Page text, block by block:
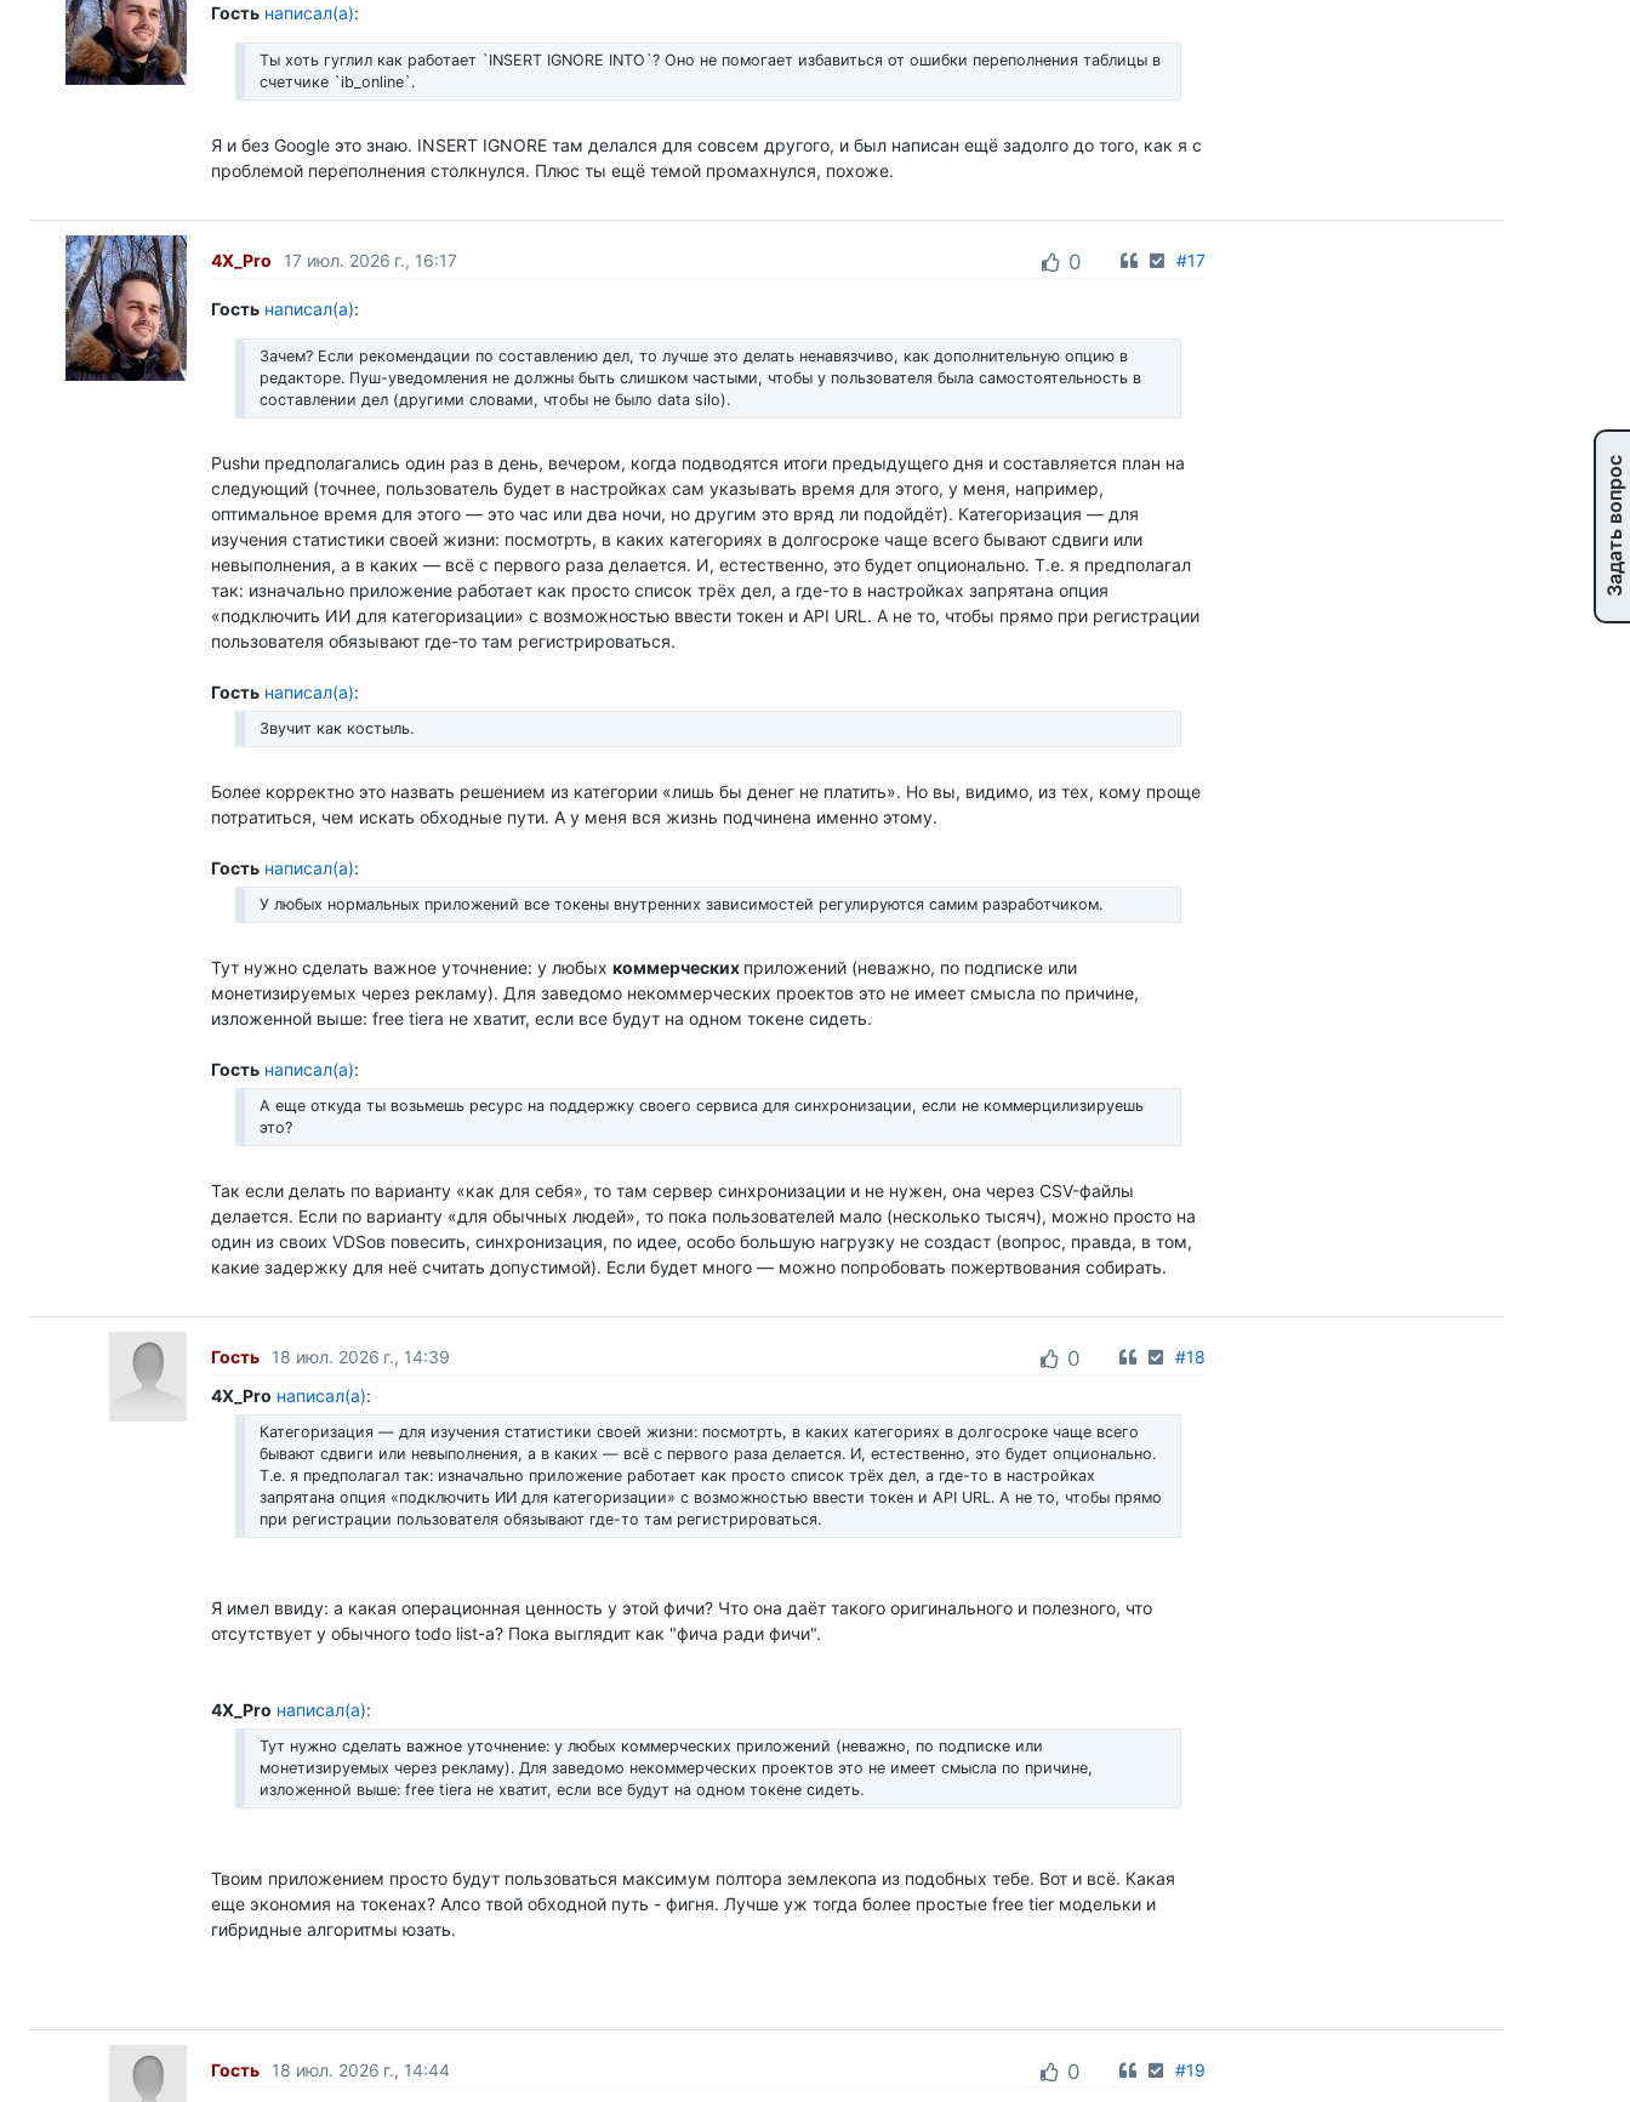
Гость написал(а):
Ты хоть гуглил как работает `INSERT IGNORE INTO`? Оно не помогает избавиться от ошибки переполнения таблицы в
счетчике `ib_online`.
Я и без Google это знаю. INSERT IGNORE там делался для совсем другого, и был написан ещё задолго до того, как я с
проблемой переполнения столкнулся. Плюс ты ещё темой промахнулся, похоже.
4X_Pro 17 июл. 2026 г., 16:17 0 #17
Гость написал(а):
Зачем? Если рекомендации по составлению дел, то лучше это делать ненавязчиво, как дополнительную опцию в
редакторе. Пуш-уведомления не должны быть слишком частыми, чтобы у пользователя была самостоятельность в
составлении дел (другими словами, чтобы не было data silo).
Pushи предполагались один раз в день, вечером, когда подводятся итоги предыдущего дня и составляется план на
следующий (точнее, пользователь будет в настройках сам указывать время для этого, у меня, например,
оптимальное время для этого — это час или два ночи, но другим это вряд ли подойдёт). Категоризация — для
изучения статистики своей жизни: посмотрть, в каких категориях в долгосроке чаще всего бывают сдвиги или
невыполнения, а в каких — всё с первого раза делается. И, естественно, это будет опционально. Т.е. я предполагал
так: изначально приложение работает как просто список трёх дел, а где-то в настройках запрятана опция
«подключить ИИ для категоризации» с возможностью ввести токен и API URL. А не то, чтобы прямо при регистрации
пользователя обязывают где-то там регистрироваться.
Гость написал(а):
Звучит как костыль.
Более корректно это назвать решением из категории «лишь бы денег не платить». Но вы, видимо, из тех, кому проще
потратиться, чем искать обходные пути. А у меня вся жизнь подчинена именно этому.
Гость написал(а):
У любых нормальных приложений все токены внутренних зависимостей регулируются самим разработчиком.
Тут нужно сделать важное уточнение: у любых коммерческих приложений (неважно, по подписке или
монетизируемых через рекламу). Для заведомо некоммерческих проектов это не имеет смысла по причине,
изложенной выше: free tierа не хватит, если все будут на одном токене сидеть.
Гость написал(а):
А еще откуда ты возьмешь ресурс на поддержку своего сервиса для синхронизации, если не коммерцилизируешь
это?
Так если делать по варианту «как для себя», то там сервер синхронизации и не нужен, она через CSV-файлы
делается. Если по варианту «для обычных людей», то пока пользователей мало (несколько тысяч), можно просто на
один из своих VDSов повесить, синхронизация, по идее, особо большую нагрузку не создаст (вопрос, правда, в том,
какие задержку для неё считать допустимой). Если будет много — можно попробовать пожертвования собирать.
Гость 18 июл. 2026 г., 14:39 0
#18
4X_Pro написал(а):
Категоризация — для изучения статистики своей жизни: посмотрть, в каких категориях в долгосроке чаще всего
бывают сдвиги или невыполнения, а в каких — всё с первого раза делается. И, естественно, это будет опционально.
Т.е. я предполагал так: изначально приложение работает как просто список трёх дел, а где-то в настройках
запрятана опция «подключить ИИ для категоризации» с возможностью ввести токен и API URL. А не то, чтобы прямо
при регистрации пользователя обязывают где-то там регистрироваться.
Я имел ввиду: а какая операционная ценность у этой фичи? Что она даёт такого оригинального и полезного, что
отсутствует у обычного todo list-а? Пока выглядит как "фича ради фичи".
4X_Pro написал(а):
Тут нужно сделать важное уточнение: у любых коммерческих приложений (неважно, по подписке или
монетизируемых через рекламу). Для заведомо некоммерческих проектов это не имеет смысла по причине,
изложенной выше: free tierа не хватит, если все будут на одном токене сидеть.
Твоим приложением просто будут пользоваться максимум полтора землекопа из подобных тебе. Вот и всё. Какая
еще экономия на токенах? Алсо твой обходной путь - фигня. Лучше уж тогда более простые free tier модельки и
гибридные алгоритмы юзать.
Гость 18 июл. 2026 г., 14:44 0
#19
Задать вопрос